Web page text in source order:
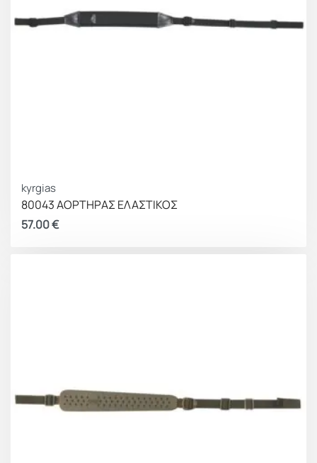
kyrgias
80043 ΑΟΡΤΗΡΑΣ ΕΛΑΣΤΙΚΟΣ
57.00€